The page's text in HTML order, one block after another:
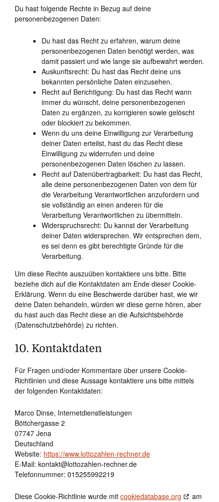
Du hast folgende Rechte in Bezug auf deine
personenbezogenen Daten:
Du hast das Recht zu erfahren, warum deine
personenbezogenen Daten benötigt werden, was
damit passiert und wie lange sie aufbewahrt werden.
Auskunftsrecht: Du hast das Recht deine uns
bekannten persönliche Daten einzusehen.
Recht auf Berichtigung: Du hast das Recht wann
immer du wünscht, deine personenbezogenen
Daten zu ergänzen, zu korrigieren sowie gelöscht
oder blockiert zu bekommen.
Wenn du uns deine Einwilligung zur Verarbeitung
deiner Daten erteilst, hast du das Recht diese
Einwilligung zu widerrufen und deine
personenbezogenen Daten löschen zu lassen.
Recht auf Datenübertragbarkeit: Du hast das Recht,
alle deine personenbezogenen Daten von dem für
die Verarbeitung Verantwortlichen anzufordern und
sie vollständig an einen anderen für die
Verarbeitung Verantwortlichen zu übermitteln.
Widerspruchsrecht: Du kannst der Verarbeitung
deiner Daten widersprechen. Wir entsprechen dem,
es sei denn es gibt berechtigte Gründe für die
Verarbeitung.
Um diese Rechte auszuüben kontaktiere uns bitte. Bitte
beziehe dich auf die Kontaktdaten am Ende dieser Cookie-
Erklärung. Wenn du eine Beschwerde darüber hast, wie wir
deine Daten behandeln, würden wir diese gerne hören, aber
du hast auch das Recht diese an die Aufsichtsbehörde
(Datenschutzbehörde) zu richten.
10. Kontaktdaten
Für Fragen und/oder Kommentare über unsere Cookie-
Richtlinien und diese Aussage kontaktiere uns bitte mittels
der folgenden Kontaktdaten:
Marco Dinse, Internetdienstleistungen
Böttchergasse 2
07747 Jena
Deutschland
Website: https://www.lottozahlen-rechner.de
E-Mail: kontakt@lottozahlen-rechner.de
Telefonnummer: 015255992219
Diese Cookie-Richtlinie wurde mit cookiedatabase.org
am